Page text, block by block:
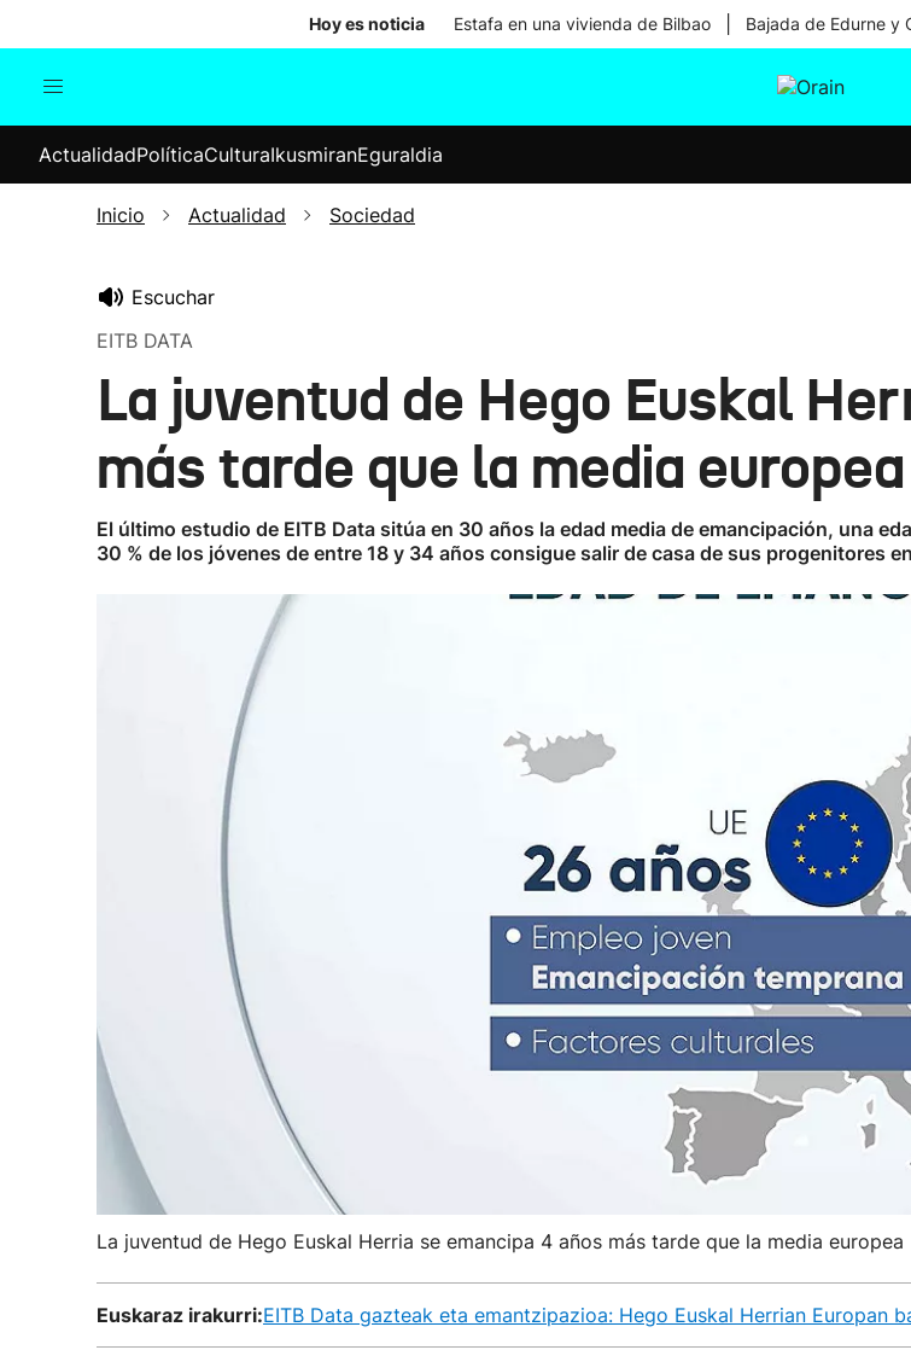
Hoy es noticia Estafa en una vivienda de Bilbao Bajada de Edurne y
Internacional
Elecciones
ActualidadPolíticaCulturaIkusmiranEguraldia
Inicio Actualidad Sociedad
Escuchar
EITB DATA
La juventud de Hego Euskal
más tarde que la media europea
El último estudio de EITB Data sitúa en 30 años la edad media de emancipación, una
30 % de los jóvenes de entre 18 y 34 años consigue salir de casa de sus progenitores
La juventud de Hego Euskal Herria se emancipa 4 años más tarde que la media europea
Euskaraz irakurri:EITB Data gazteak eta emantzipazioa: Hego Euskal Herrian Europan